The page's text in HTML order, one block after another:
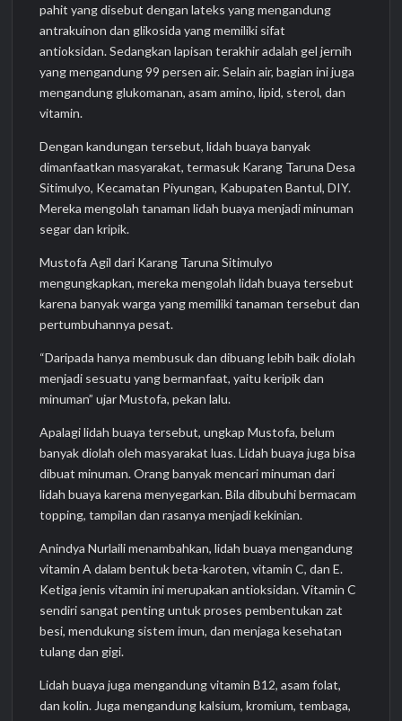
pahit yang disebut dengan lateks yang mengandung
antrakuinon dan glikosida yang memiliki sifat
antioksidan. Sedangkan lapisan terakhir adalah gel jernih
yang mengandung 99 persen air. Selain air, bagian ini juga
mengandung glukomanan, asam amino, lipid, sterol, dan
vitamin.
Dengan kandungan tersebut, lidah buaya banyak
dimanfaatkan masyarakat, termasuk Karang Taruna Desa
Sitimulyo, Kecamatan Piyungan, Kabupaten Bantul, DIY.
Mereka mengolah tanaman lidah buaya menjadi minuman
segar dan kripik.
Mustofa Agil dari Karang Taruna Sitimulyo
mengungkapkan, mereka mengolah lidah buaya tersebut
karena banyak warga yang memiliki tanaman tersebut dan
pertumbuhannya pesat.
“Daripada hanya membusuk dan dibuang lebih baik diolah
menjadi sesuatu yang bermanfaat, yaitu keripik dan
minuman” ujar Mustofa, pekan lalu.
Apalagi lidah buaya tersebut, ungkap Mustofa, belum
banyak diolah oleh masyarakat luas. Lidah buaya juga bisa
dibuat minuman. Orang banyak mencari minuman dari
lidah buaya karena menyegarkan. Bila dibubuhi bermacam
topping, tampilan dan rasanya menjadi kekinian.
Anindya Nurlaili menambahkan, lidah buaya mengandung
vitamin A dalam bentuk beta-karoten, vitamin C, dan E.
Ketiga jenis vitamin ini merupakan antioksidan. Vitamin C
sendiri sangat penting untuk proses pembentukan zat
besi, mendukung sistem imun, dan menjaga kesehatan
tulang dan gigi.
Lidah buaya juga mengandung vitamin B12, asam folat,
dan kolin. Juga mengandung kalsium, kromium, tembaga,